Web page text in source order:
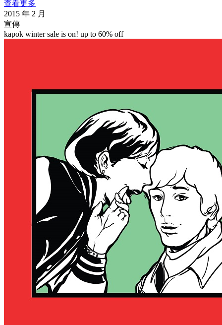
查看更多
2015 年 2 月
宣傳
kapok winter sale is on! up to 60% off